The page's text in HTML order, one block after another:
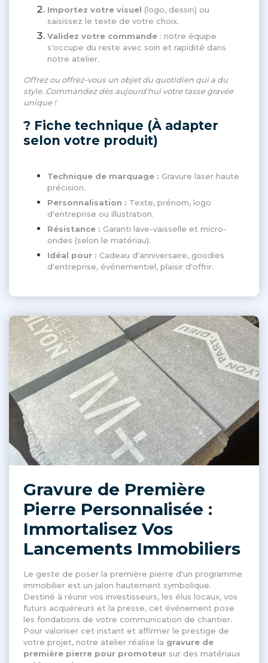
Importez votre visuel (logo, dessin) ou
saisissez le texte de votre choix.
Validez votre commande : notre équipe
s'occupe du reste avec soin et rapidité dans
notre atelier.
Offrez ou offrez-vous un objet du quotidien qui a du
style. Commandez dès aujourd'hui votre tasse gravée
unique !
? Fiche technique (À adapter
selon votre produit)
Technique de marquage : Gravure laser haute
précision.
Personnalisation : Texte, prénom, logo
d'entreprise ou illustration.
Résistance : Garanti lave-vaisselle et micro-
ondes (selon le matériau).
Idéal pour : Cadeau d'anniversaire, goodies
d'entreprise, événementiel, plaisir d'offrir.
Gravure de Première
Pierre Personnalisée :
Immortalisez Vos
Lancements Immobiliers
Le geste de poser la première pierre d'un programme
immobilier est un jalon hautement symbolique.
Destiné à réunir vos investisseurs, les élus locaux, vos
futurs acquéreurs et la presse, cet événement pose
les fondations de votre communication de chantier.
Pour valoriser cet instant et affirmer le prestige de
votre projet, notre atelier réalise la gravure de
première pierre pour promoteur sur des matériaux